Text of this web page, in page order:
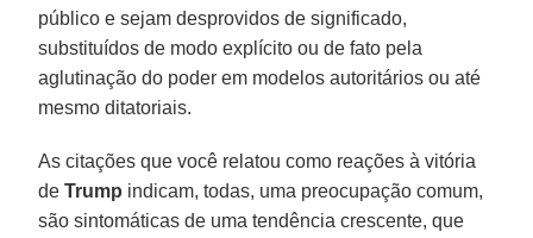
público e sejam desprovidos de significado,
substituídos de modo explícito ou de fato pela
aglutinação do poder em modelos autoritários ou até
mesmo ditatoriais.
As citações que você relatou como reações à vitória
deTrump indicam, todas, uma preocupação comum,
são sintomáticas de uma tendência crescente, que